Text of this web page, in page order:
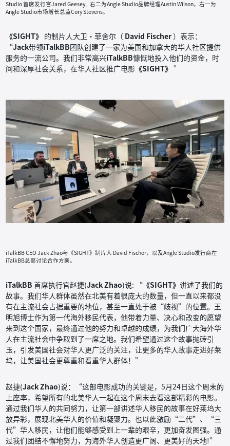
Studio 首席发行官Jared Geesey, 右二为Angle Studio品牌经理Austin Wilson，右一为
Angle Studio市场增长总监Cory Stevens。
《SIGHT》 的制片人大卫·菲舍尔（ David Fischer ）表示：
“Jack带领iTalkBB团队创建了一家为美国和加拿大的华人社区提供
服务的一流公司。我们非常高兴iTalkBB慷慨地投入他们的资金，时
间和深厚社会关系，在华人社区推广电影 《SIGHT》 ”
iTalkBB CEO Jack Zhao与《SIGHT》制片人 David Fischer，以及Angle Studio发行商在
iTalkBB总部讨论合作方案。
iTalkBB 首席执行官赵捷(Jack Zhao)说: “ 《SIGHT》讲述了我们的
故事。我们华人群体虽然在北美有着很庞大的数量，但一直以来都没
有在主流社会占据重要的地位，甚至一直处于被“歧视”的位置。王
明旭博士作为第一代海外移民代表，他带着力量、决心和改变的愿望
来到这个国家，最终通过他的努力和卓越的成绩，为我们广大海外华
人在主流社会中争取到了一席之地。我们希望通过这个故事抛砖引
玉，引发美国社会对华人更广泛的关注，让更多的华人故事走进好莱
坞，让美国社会更尊重和看重华人群体！”
赵捷(Jack Zhao)说：“这部电影成功的关键是，5月24日这个周末的
上座率，希望所有的北美华人一起在这个周末去看这部精彩的电影。
通过我们华人的共同努力，让第一部讲述华人移民的故事在好莱坞大
放异彩，展现北美华人的价值和凝聚力。也以此激励“二代”、“三
代”华人移民，让他们能够感受到上一辈的艰辛，更加奋发图强。通
过我们团结不懈地努力，为海外华人创造更广阔、更美好的天地!”